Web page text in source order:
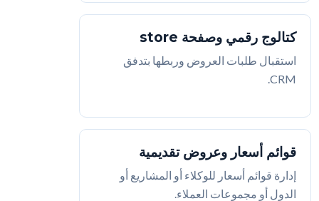
كتالوج رقمي وصفحة store
استقبال طلبات العروض وربطها بتدفق
CRM.
قوائم أسعار وعروض تقديمية
إدارة قوائم أسعار للوكلاء أو المشاريع أو
الدول أو مجموعات العملاء.